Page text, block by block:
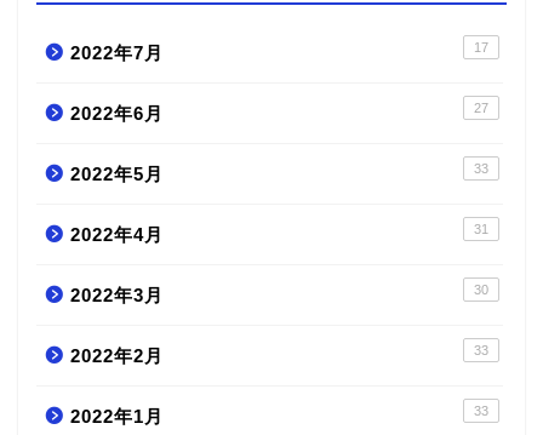
2022年7月 17
2022年6月 27
2022年5月 33
2022年4月 31
2022年3月 30
2022年2月 33
2022年1月 33